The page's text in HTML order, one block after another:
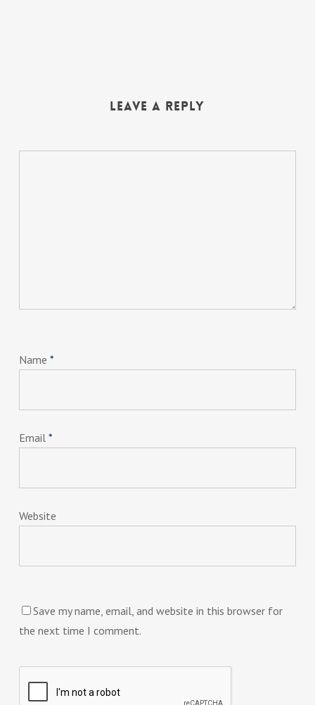
Leave a Reply
Name *
Email *
Website
Save my name, email, and website in this browser for
the next time I comment.